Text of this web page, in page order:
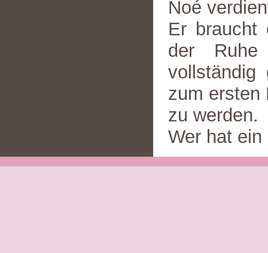
Noé
Er braucht
der
zum ersten
zu werden.
Wer hat